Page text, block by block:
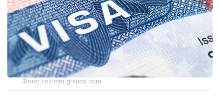
Фото: coximmigration.com